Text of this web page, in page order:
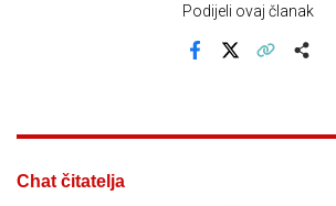
Podijeli ovaj članak
Chat čitatelja